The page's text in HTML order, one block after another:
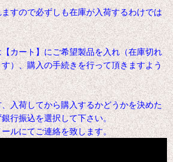
すので必ずしも在庫が入荷するわけでは
カート】にご希望製品を入れ（在庫切れ
）、購入の手続きを行って頂きますよう
たします。
入荷してから購入するかどうかを決めた
行振込を選択して下さい。
ルにてご連絡を致します。